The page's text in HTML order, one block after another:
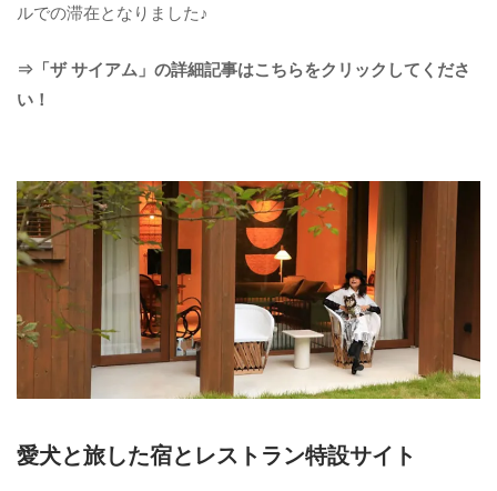
ルでの滞在となりました♪
⇒「ザ サイアム」の詳細記事はこちらをクリックしてくださ
い！
愛犬と旅した宿とレストラン特設サイト